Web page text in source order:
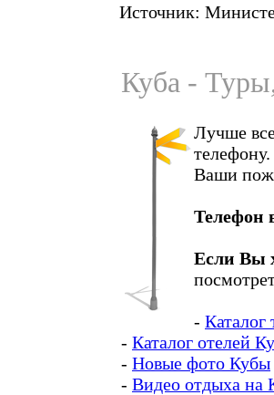
Источник:
Куба -
Лучше
Ваши
Телефон
Если Вы
- Каталог
- Каталог отелей
- Новые фото Кубы
- Видео отдыха на